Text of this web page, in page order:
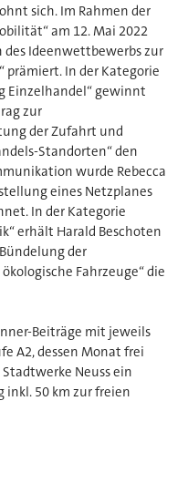
sich. Im Rahmen der
am 12. Mai 2022
Ideenwettbewerbs zur
In der Kategorie
Einzelhandel“ gewinnt
zur
der Zufahrt und
Standorten“ den
wurde Rebecca
eines Netzplanes
In der Kategorie
erhält Harald Beschoten
der
Fahrzeuge“ die
Beiträge mit jeweils
A2, dessen Monat frei
Neuss ein
inkl. 50 km zur freien